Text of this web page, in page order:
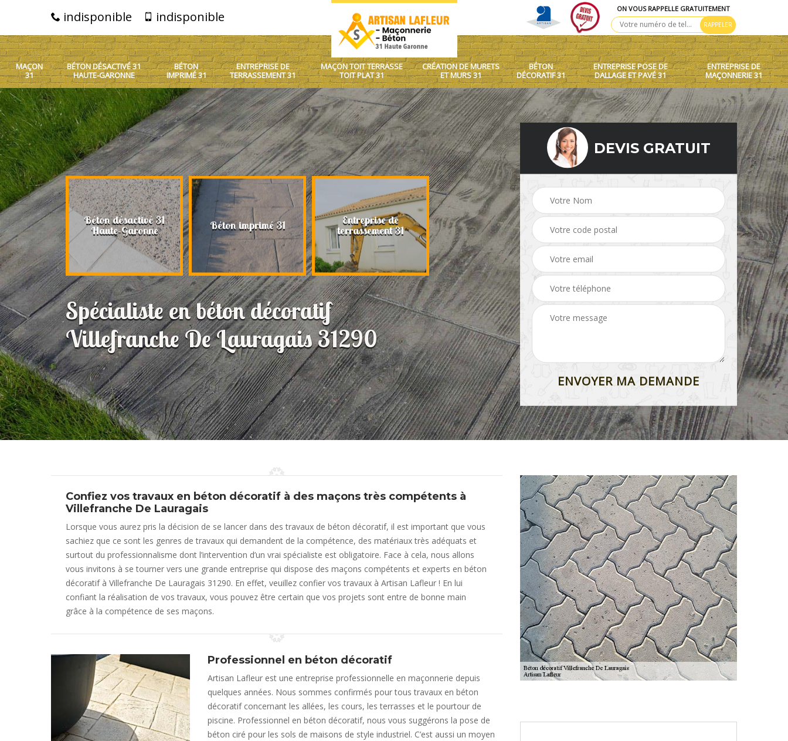
indisponible indisponible
ON VOUS RAPPELLE GRATUITEMENT
MAÇON
31
BÉTON DÉSACTIVÉ 31
HAUTE-GARONNE
BÉTON
IMPRIMÉ 31
ENTREPRISE DE
TERRASSEMENT 31
MAÇON TOIT TERRASSE
TOIT PLAT 31
CRÉATION DE MURETS
ET MURS 31
BÉTON
DÉCORATIF 31
ENTREPRISE POSE DE
DALLAGE ET PAVÉ 31
ENTREPRISE DE
MAÇONNERIE 31
31 Béton désactivé 31
Haute-Garonne Béton imprimé 31 Entreprise de
terrassement 31
Maçon toit terrasse toit
plat 31
Création de murets et
murs 31 Béton décoratif 31
Spécialiste en béton décoratif
Villefranche De Lauragais 31290
DEVIS GRATUIT
Confiez vos travaux en béton décoratif à des maçons très compétents à
Villefranche De Lauragais
Lorsque vous aurez pris la décision de se lancer dans des travaux de béton décoratif, il est important que vous
sachiez que ce sont les genres de travaux qui demandent de la compétence, des matériaux très adéquats et
surtout du professionnalisme dont l’intervention d’un vrai spécialiste est obligatoire. Face à cela, nous allons
vous invitons à se tourner vers une grande entreprise qui dispose des maçons compétents et experts en béton
décoratif à Villefranche De Lauragais 31290. En effet, veuillez confier vos travaux à Artisan Lafleur ! En lui
confiant la réalisation de vos travaux, vous pouvez être certain que vos projets sont entre de bonne main
grâce à la compétence de ses maçons.
Professionnel en béton décoratif
Artisan Lafleur est une entreprise professionnelle en maçonnerie depuis
quelques années. Nous sommes confirmés pour tous travaux en béton
décoratif concernant les allées, les cours, les terrasses et le pourtour de
piscine. Professionnel en béton décoratif, nous vous suggérons la pose de
béton ciré pour les sols de maisons de style industriel. C’est aussi un moyen